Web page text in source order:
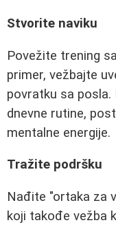
Stvorite naviku
Povežite trening
primer, vežbajte
povratku sa posla.
dnevne rutine,
mentalne energije.
Tražite podršku
Nađite "ortaka za
koji takođe vežba